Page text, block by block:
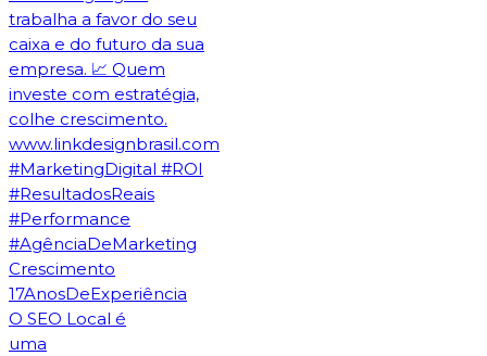
O SEO Local é
uma